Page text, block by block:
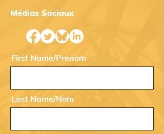
Médias Sociaux
First Name/Prénom
Last Name/Nom